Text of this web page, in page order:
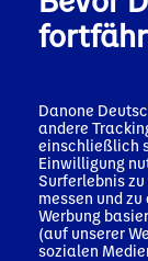
Unsere
Danone
andere
einschließlich
Einwilligung
Surferlebnis zu
messen und
Werbung
(auf unserer
sozialen